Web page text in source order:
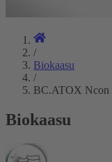
/
Biokaasu
/
BC.ATOX Ncon
Biokaasu